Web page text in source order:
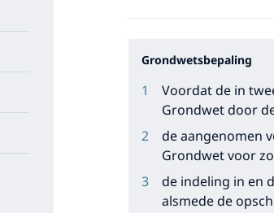
Grondwetsbepaling
Voordat de in
Grondwet door
de aangenomen
Grondwet voor
de indeling in en
alsmede de